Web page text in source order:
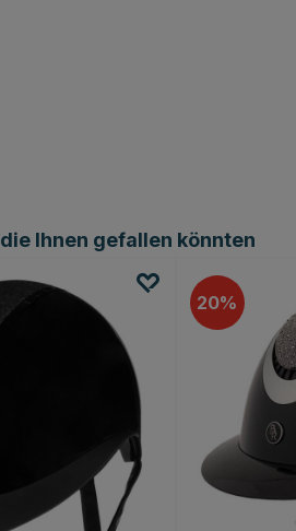
Ihnen gefallen könnten
20